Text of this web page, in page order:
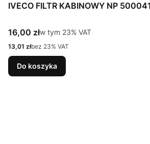
IVECO FILTR KABINOWY NP
Cena brutto
16,00 złw tym %s VAT
w tym 23% VAT
Cena netto
13,01 złbez 23% VAT
Do koszyka